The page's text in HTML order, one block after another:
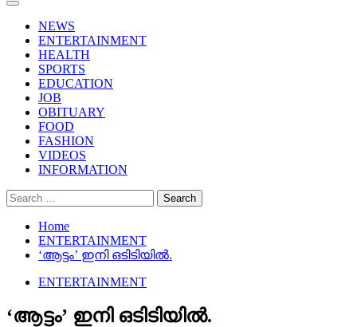
Primary
NEWS
ENTERTAINMENT
HEALTH
SPORTS
EDUCATION
JOB
OBITUARY
FOOD
FASHION
VIDEOS
INFORMATION
Search
for:
Home
ENTERTAINMENT
‘ആട്ടം’ ഇനി ഒടിടിയിൽ.
ENTERTAINMENT
‘ആട്ടം’ ഇനി ഒടിടിയിൽ.